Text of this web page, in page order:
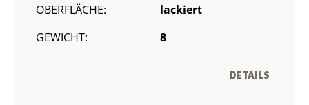
OBERFLÄCHE:
lackiert
GEWICHT:
8
DETAILS